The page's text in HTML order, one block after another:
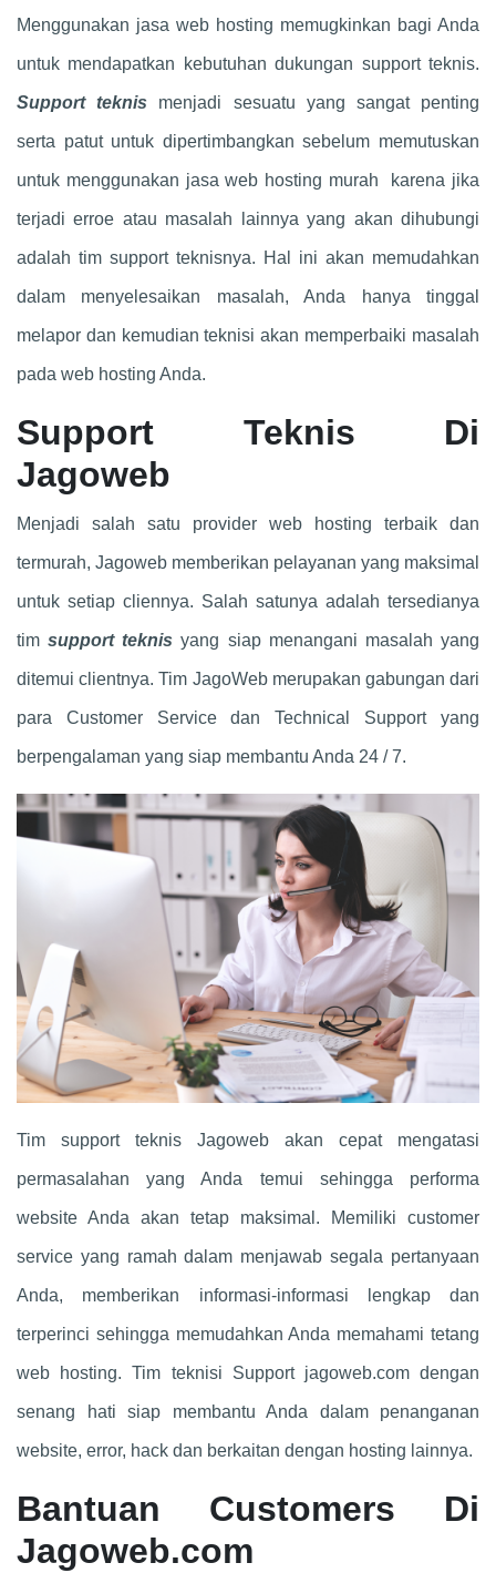
Menggunakan jasa web hosting memugkinkan bagi Anda
untuk mendapatkan kebutuhan dukungan support teknis.
Support teknis menjadi sesuatu yang sangat penting
serta patut untuk dipertimbangkan sebelum memutuskan
untuk menggunakan jasa web hosting murah karena jika
terjadi erroe atau masalah lainnya yang akan dihubungi
adalah tim support teknisnya. Hal ini akan memudahkan
dalam menyelesaikan masalah, Anda hanya tinggal
melapor dan kemudian teknisi akan memperbaiki masalah
pada web hosting Anda.
Support Teknis Di
Jagoweb
Menjadi salah satu provider web hosting terbaik dan
termurah, Jagoweb memberikan pelayanan yang maksimal
untuk setiap cliennya. Salah satunya adalah tersedianya
timsupport teknis yang siap menangani masalah yang
ditemui clientnya. Tim JagoWeb merupakan gabungan dari
para Customer Service dan Technical Support yang
berpengalaman yang siap membantu Anda 24 / 7.
Tim support teknis Jagoweb akan cepat mengatasi
permasalahan yang Anda temui sehingga performa
website Anda akan tetap maksimal. Memiliki customer
service yang ramah dalam menjawab segala pertanyaan
Anda, memberikan informasi-informasi lengkap dan
terperinci sehingga memudahkan Anda memahami tetang
web hosting. Tim teknisi Support jagoweb.com dengan
senang hati siap membantu Anda dalam penanganan
website, error, hack dan berkaitan dengan hosting lainnya.
Bantuan Customers Di
Jagoweb.com